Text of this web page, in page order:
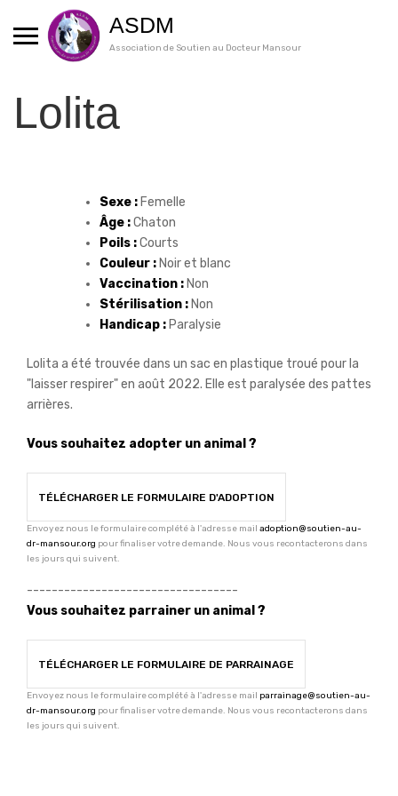
ASDM
Association de Soutien au Docteur Mansour
Lolita
Sexe : Femelle
Âge :Chaton
Poils :Courts
Couleur : Noir et blanc
Vaccination : Non
Stérilisation : Non
Handicap : Paralysie
Lolita a été trouvée dans un sac en plastique troué pour la
"laisser respirer" en août 2022. Elle est paralysée des pattes
arrières.
Vous souhaitez adopter un animal ?
TÉLÉCHARGER LE FORMULAIRE D'ADOPTION
Envoyez nous le formulaire complété à l'adresse mail adoption@soutien-au-
dr-mansour.org pour finaliser votre demande. Nous vous recontacterons dans
les jours qui suivent.
----------------------------------
Vous souhaitez parrainer un animal ?
TÉLÉCHARGER LE FORMULAIRE DE PARRAINAGE
Envoyez nous le formulaire complété à l'adresse mail parrainage@soutien-au-
dr-mansour.org pour finaliser votre demande. Nous vous recontacterons dans
les jours qui suivent.